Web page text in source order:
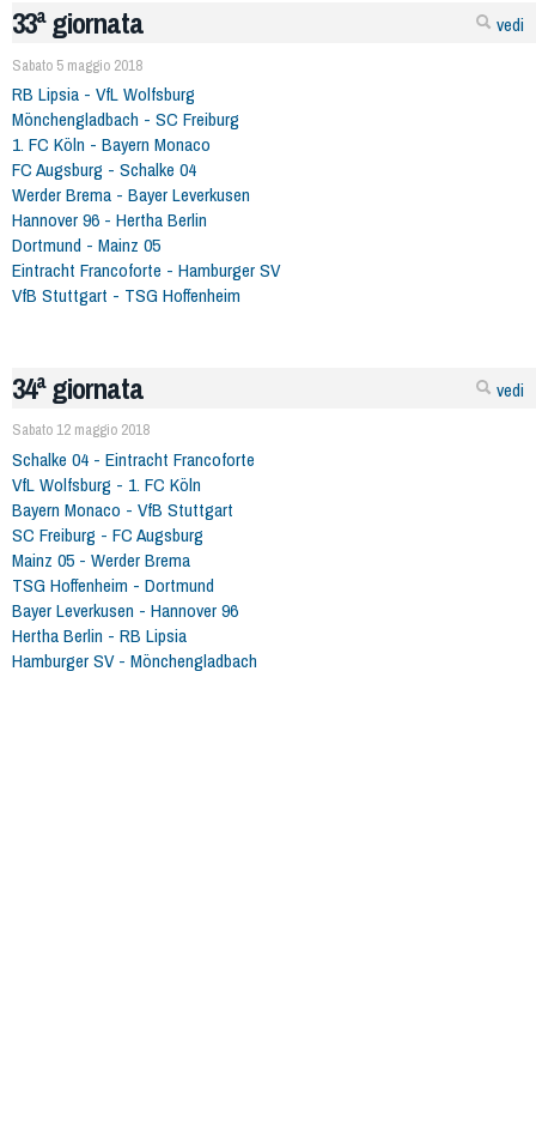
vedi
33ª giornata
Sabato 5 maggio 2018
RB Lipsia - VfL Wolfsburg
Mönchengladbach - SC Freiburg
1. FC Köln - Bayern Monaco
FC Augsburg - Schalke 04
Werder Brema - Bayer Leverkusen
Hannover 96 - Hertha Berlin
Dortmund - Mainz 05
Eintracht Francoforte - Hamburger SV
VfB Stuttgart - TSG Hoffenheim
vedi
34ª giornata
Sabato 12 maggio 2018
Schalke 04 - Eintracht Francoforte
VfL Wolfsburg - 1. FC Köln
Bayern Monaco - VfB Stuttgart
SC Freiburg - FC Augsburg
Mainz 05 - Werder Brema
TSG Hoffenheim - Dortmund
Bayer Leverkusen - Hannover 96
Hertha Berlin - RB Lipsia
Hamburger SV - Mönchengladbach